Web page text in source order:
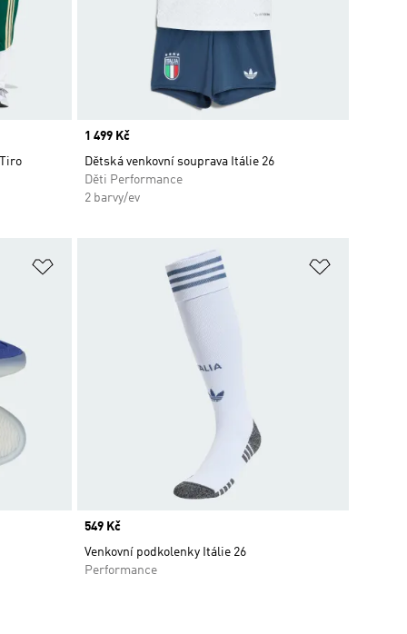
Price
1 499 Kč
Dětská venkovní souprava Itálie 26
Děti Performance
2 barvy/ev
Přidat do seznamu přání
Price
549 Kč
Venkovní podkolenky Itálie 26
Performance